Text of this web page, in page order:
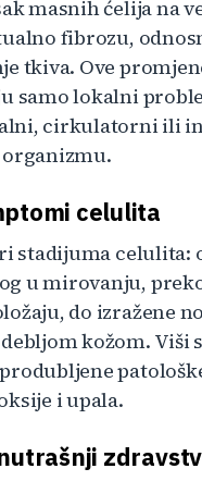
masnih ćelija na
fibrozu,
tkiva. Ove
samo lokalni
cirkulatorni ili
celulita
stadijuma celulita:
u mirovanju,
do izražene
kožom. Viši
i upala.